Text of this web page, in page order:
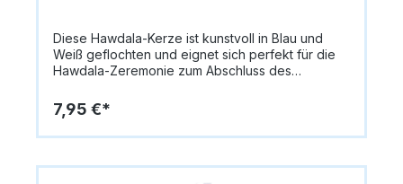
Diese Hawdala-Kerze ist kunstvoll in Blau und
Weiß geflochten und eignet sich perfekt für die
Hawdala-Zeremonie zum Abschluss des
GeflochtenMaße: ca. 26,5 x 4,0 cmEin
traditionelles und zugleich dekoratives
Ritualobjekt, das Wärme und festliche
7,95 €*